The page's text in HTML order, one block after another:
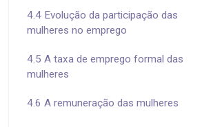
4.4 Evolução da participação das
mulheres no emprego
4.5 A taxa de emprego formal das
mulheres
4.6 A remuneração das mulheres